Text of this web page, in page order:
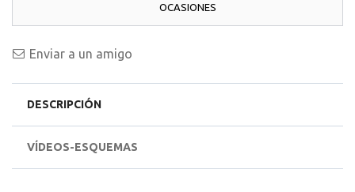
OCASIONES
Enviar a un amigo
DESCRIPCIÓN
VÍDEOS-ESQUEMAS